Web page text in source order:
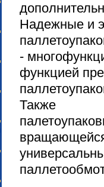
Надежные и
-
функцией
Также